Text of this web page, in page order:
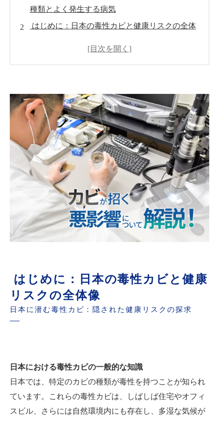
種類とよく発生する病気
はじめに：日本の毒性カビと健康リスクの全体
MIST工法Ⓡカビバスターズによる対策
毒性カビ対策の重要性と予防策
まとめ：安全な住環境への道筋
世良 秀雄-カビのプロフェッシャル-
はじめに：日本の毒性カビと健康
リスクの全体像
日本に潜む毒性カビ：隠された健康リスクの探求
日本における毒性カビの一般的な知識
日本では、特定のカビの種類が毒性を持つことが知られ
ています。これらの毒性カビは、しばしば住宅やオフィ
スビル、さらには自然環境内にも存在し、多湿な気候が